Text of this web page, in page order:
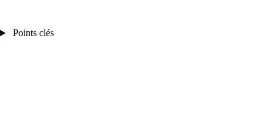
Points clés